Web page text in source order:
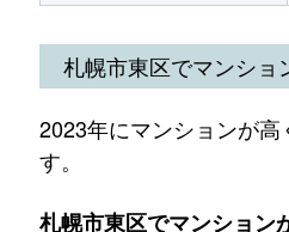
札幌市東区でマンショ
2023年にマンションが
す。
札幌市東区でマンション